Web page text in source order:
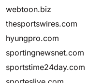
webtoon.biz
thesportswires.com
hyungpro.com
sportingnewsnet.com
sportstime24day.com